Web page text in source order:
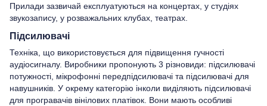
Прилади зазвичай експлуатуються на концертах, у студіях
звукозапису, у розважальних клубах, театрах.
Підсилювачі
Техніка, що використовується для підвищення гучності
аудіосигналу. Виробники пропонують 3 різновиди: підсилювачі
потужності, мікрофонні передпідсилювачі та підсилювачі для
навушників. У окрему категорію інколи виділяють підсилювачі
для програвачів вінілових платівок. Вони мають особливі